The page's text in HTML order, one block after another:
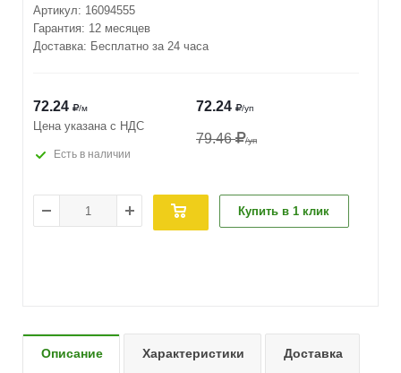
Артикул: 16094555
Гарантия: 12 месяцев
Доставка: Бесплатно за 24 часа
72.24 /уп
79.46 /уп
72.24 /м
Цена указана с НДС
Есть в наличии
Купить в 1 клик
Описание Характеристики Доставка